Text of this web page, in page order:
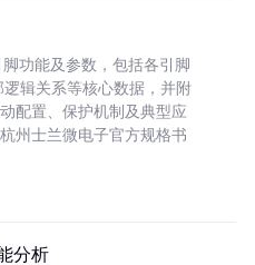
功能及参数，包括各引脚
辑关系等核心数据，并附
配置、保护机制及典型应
州士兰微电子官方规格书
分析